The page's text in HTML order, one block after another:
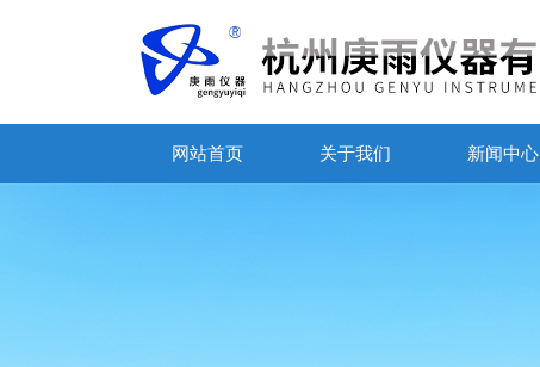
网站首页 关于我们 新闻中心